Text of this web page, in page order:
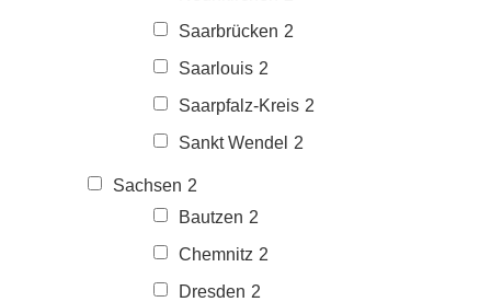
Saarbrücken 2
Saarlouis 2
Saarpfalz-Kreis 2
Sankt Wendel 2
Sachsen 2
Bautzen 2
Chemnitz 2
Dresden 2